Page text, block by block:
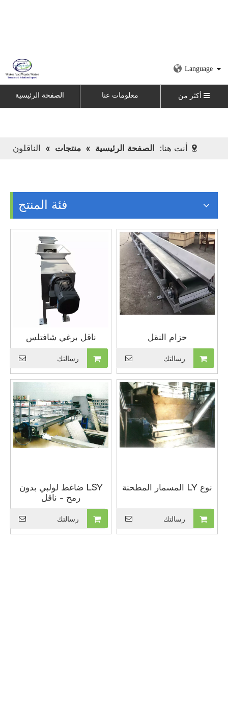
Language
الصفحة الرئيسية معلومات عنا أكثر من
أنت هنا: الصفحة الرئيسية » منتجات » الناقلون
فئة المنتج
حزام النقل
رسالتك
ناقل برغي شافتلس
رسالتك
نوع LY المسمار المطحنة
رسالتك
LSY ضاغط لولبي بدون
رمح - ناقل
رسالتك